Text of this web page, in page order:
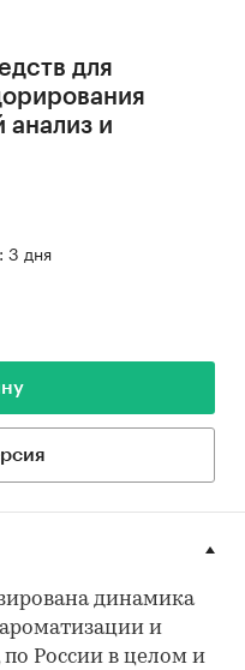
для
анализ и
3 дня
динамика
ароматизации и
по России в целом и